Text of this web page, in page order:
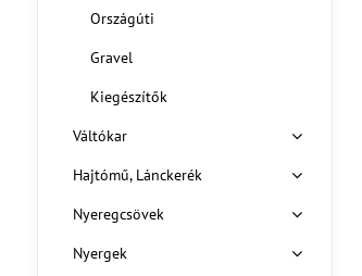
Országúti
Gravel
Kiegészítők
Váltókar
Hajtómű, Lánckerék
Nyeregcsövek
Nyergek